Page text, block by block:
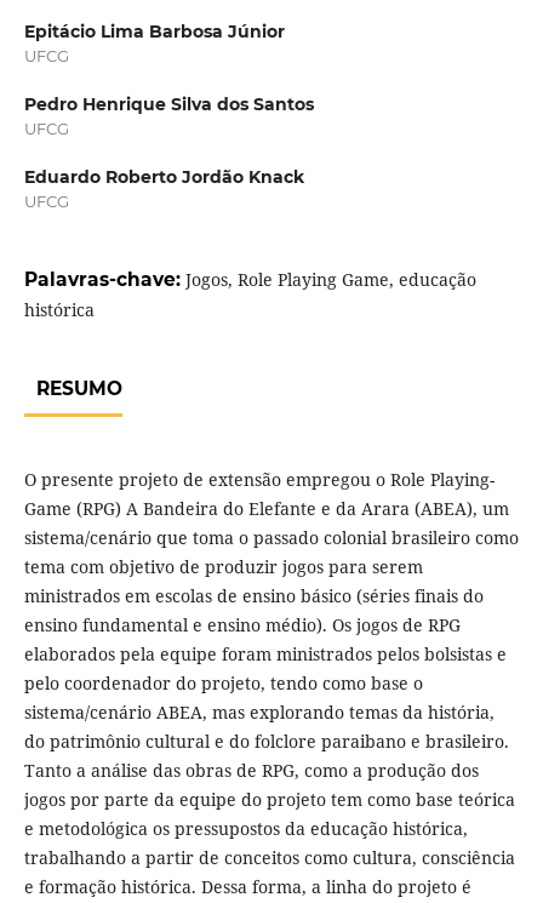
Epitácio Lima Barbosa Júnior
UFCG
Pedro Henrique Silva dos Santos
UFCG
Eduardo Roberto Jordão Knack
UFCG
Palavras-chave: Jogos, Role Playing Game, educação
histórica
RESUMO
O presente projeto de extensão empregou o Role Playing-
Game (RPG) A Bandeira do Elefante e da Arara (ABEA), um
sistema/cenário que toma o passado colonial brasileiro como
tema com objetivo de produzir jogos para serem
ministrados em escolas de ensino básico (séries finais do
ensino fundamental e ensino médio). Os jogos de RPG
elaborados pela equipe foram ministrados pelos bolsistas e
pelo coordenador do projeto, tendo como base o
sistema/cenário ABEA, mas explorando temas da história,
do patrimônio cultural e do folclore paraibano e brasileiro.
Tanto a análise das obras de RPG, como a produção dos
jogos por parte da equipe do projeto tem como base teórica
e metodológica os pressupostos da educação histórica,
trabalhando a partir de conceitos como cultura, consciência
e formação histórica. Dessa forma, a linha do projeto é